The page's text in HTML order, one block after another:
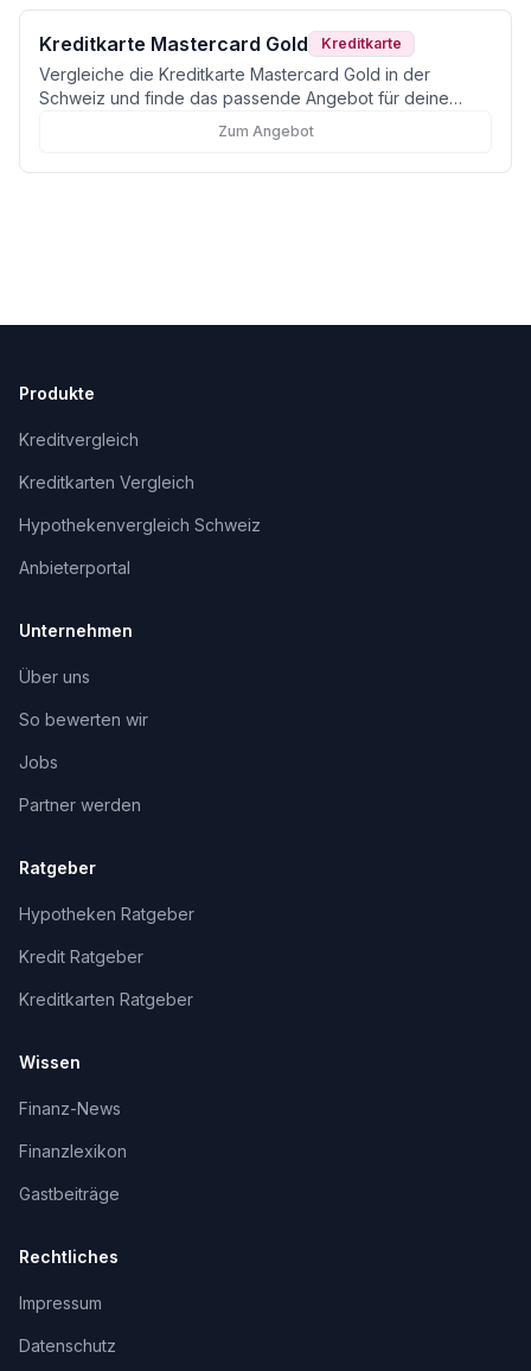
Kreditkarte Mastercard Gold Kreditkarte
Vergleiche die Kreditkarte Mastercard Gold in der
Schweiz und finde das passende Angebot für deine
Bedürfnisse. Jetzt informieren und beantragen!
Zum Angebot
Produkte
Kreditvergleich
Kreditkarten Vergleich
Hypothekenvergleich Schweiz
Anbieterportal
Unternehmen
Über uns
So bewerten wir
Jobs
Partner werden
Ratgeber
Hypotheken Ratgeber
Kredit Ratgeber
Kreditkarten Ratgeber
Wissen
Finanz-News
Finanzlexikon
Gastbeiträge
Rechtliches
Impressum
Datenschutz